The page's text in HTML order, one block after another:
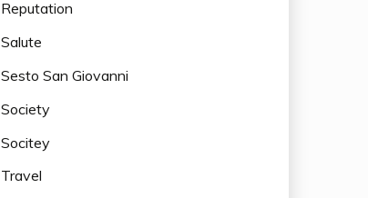
Reputation
Salute
Sesto San Giovanni
Society
Socitey
Travel